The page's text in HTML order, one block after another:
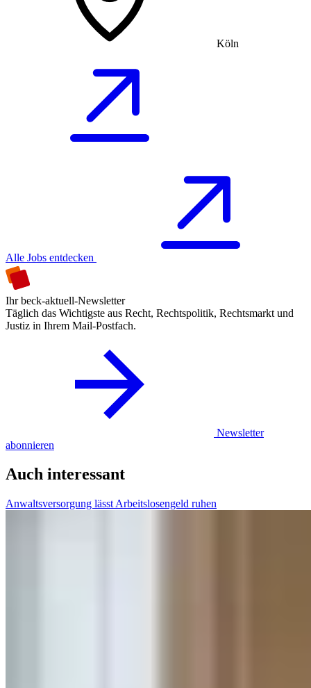
Köln
Alle Jobs entdecken
Ihr beck-aktuell-Newsletter
Täglich das Wichtigste aus Recht, Rechtspolitik, Rechtsmarkt und
Justiz in Ihrem Mail-Postfach.
Newsletter
abonnieren
Auch interessant
Anwaltsversorgung lässt Arbeitslosengeld ruhen